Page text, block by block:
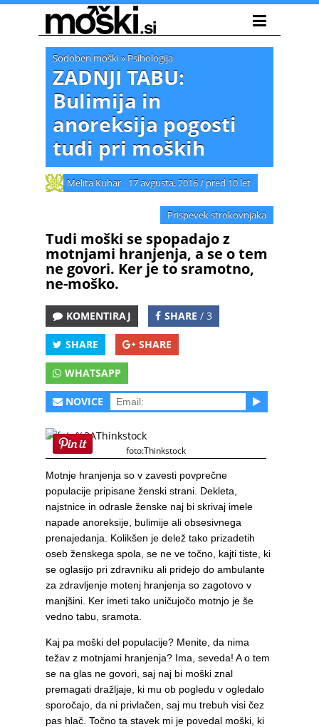
Sodoben moški» Psihologija
ZADNJI TABU:
Bulimija in
anoreksija pogosti
tudi pri moških
Melita Kuhar 17 avgusta, 2016/ pred 10 let
Prispevek strokovnjaka
Tudi moški se spopadajo z
motnjami hranjenja, a se o tem
ne govori. Ker je to sramotno,
ne-moško.
KOMENTIRAJ SHARE / 3
SHARE SHARE
WHATSAPP
NOVICE
foto:Thinkstock
Motnje hranjenja so v zavesti povprečne
populacije pripisane ženski strani. Dekleta,
najstnice in odrasle ženske naj bi skrivaj imele
napade anoreksije, bulimije ali obsesivnega
prenajedanja. Kolikšen je delež tako prizadetih
oseb ženskega spola, se ne ve točno, kajti tiste, ki
se oglasijo pri zdravniku ali pridejo do ambulante
za zdravljenje motenj hranjenja so zagotovo v
manjšini. Ker imeti tako uničujočo motnjo je še
vedno tabu, sramota.
Kaj pa moški del populacije? Menite, da nima
težav z motnjami hranjenja? Ima, seveda! A o tem
se na glas ne govori, saj naj bi moški znal
premagati dražljaje, ki mu ob pogledu v ogledalo
sporočajo, da ni privlačen, saj mu trebuh visi čez
pas hlač. Točno ta stavek mi je povedal moški, ki